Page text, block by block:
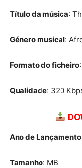
Título da música:
Género musical:
Formato do ficheiro
Qualidade: 320
Ano de Lançamento
Tamanho: MB